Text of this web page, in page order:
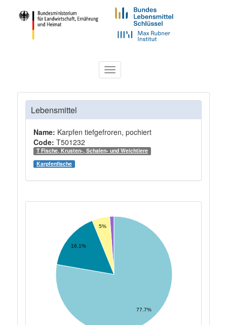
Toggle
navigation
Lebensmittel
Name: Karpfen tiefgefroren, pochiert
Code: T501232
T Fische, Krusten-, Schalen- und Weichtiere
Karpfenfische
5%
16.1%
77.7%